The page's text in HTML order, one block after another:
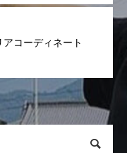
コーディネート